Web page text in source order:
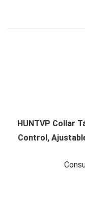
HUNTVP Collar
Control,